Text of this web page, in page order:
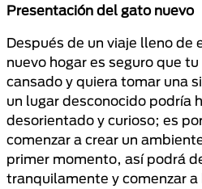
Presentación del gato nuevo
Después de un viaje lleno de
nuevo hogar es seguro que
cansado y quiera tomar una
un lugar desconocido podría
desorientado y curioso; es
comenzar a crear un
primer momento, así podrá
tranquilamente y comenzar a